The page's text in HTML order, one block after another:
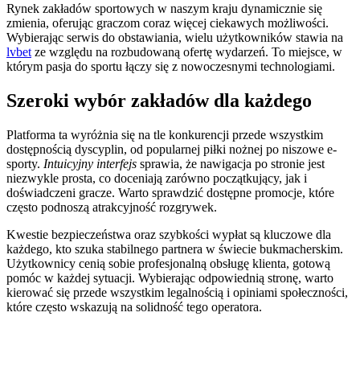
Rynek zakładów sportowych w naszym kraju dynamicznie się
zmienia, oferując graczom coraz więcej ciekawych możliwości.
Wybierając serwis do obstawiania, wielu użytkowników stawia na
lvbet ze względu na rozbudowaną ofertę wydarzeń. To miejsce, w
którym pasja do sportu łączy się z nowoczesnymi technologiami.
Szeroki wybór zakładów dla każdego
Platforma ta wyróżnia się na tle konkurencji przede wszystkim
dostępnością dyscyplin, od popularnej piłki nożnej po niszowe e-
sporty. Intuicyjny interfejs sprawia, że nawigacja po stronie jest
niezwykle prosta, co doceniają zarówno początkujący, jak i
doświadczeni gracze. Warto sprawdzić dostępne promocje, które
często podnoszą atrakcyjność rozgrywek.
Kwestie bezpieczeństwa oraz szybkości wypłat są kluczowe dla
każdego, kto szuka stabilnego partnera w świecie bukmacherskim.
Użytkownicy cenią sobie profesjonalną obsługę klienta, gotową
pomóc w każdej sytuacji. Wybierając odpowiednią stronę, warto
kierować się przede wszystkim legalnością i opiniami społeczności,
które często wskazują na solidność tego operatora.